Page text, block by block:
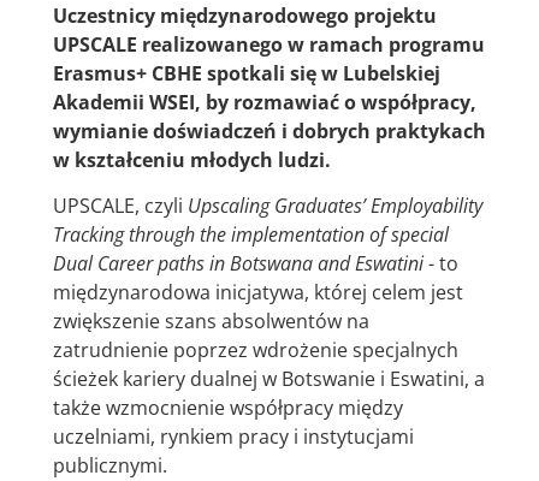
Uczestnicy międzynarodowego projektu
UPSCALE realizowanego w ramach programu
Erasmus+ CBHE spotkali się w Lubelskiej
Akademii WSEI, by rozmawiać o współpracy,
wymianie doświadczeń i dobrych praktykach
w kształceniu młodych ludzi.
UPSCALE, czyli Upscaling Graduates’ Employability
Tracking through the implementation of special
Dual Career paths in Botswana and Eswatini- to
międzynarodowa inicjatywa, której celem jest
zwiększenie szans absolwentów na
zatrudnienie poprzez wdrożenie specjalnych
ścieżek kariery dualnej w Botswanie i Eswatini, a
także wzmocnienie współpracy między
uczelniami, rynkiem pracy i instytucjami
publicznymi.